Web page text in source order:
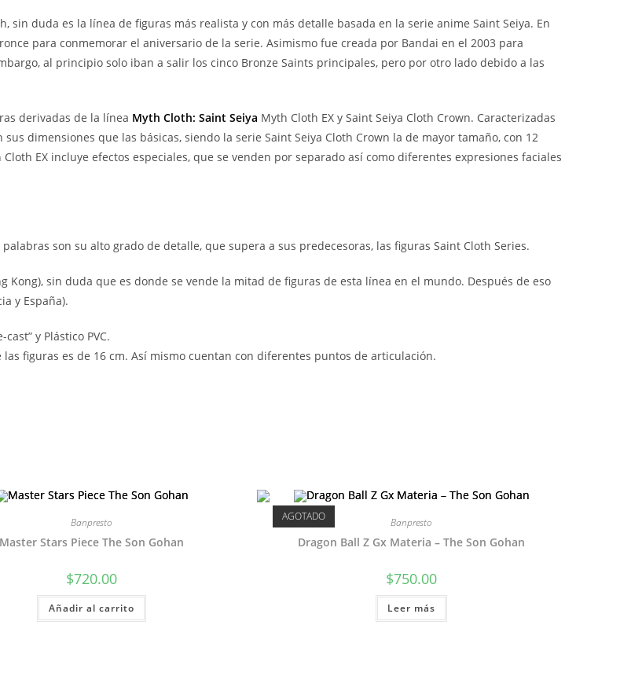
duda es la línea de figuras más realista y con más detalle basada en la serie anime Saint Seiya. En
para conmemorar el aniversario de la serie. Asimismo fue creada por Bandai en el 2003 para
al principio solo iban a salir los cinco Bronze Saints principales, pero por otro lado debido a las
derivadas de la línea Myth Cloth: Saint Seiya Myth Cloth EX y Saint Seiya Cloth Crown. Caracterizadas
dimensiones que las básicas, siendo la serie Saint Seiya Cloth Crown la de mayor tamaño, con 12
EX incluye efectos especiales, que se venden por separado así como diferentes expresiones faciales
son su alto grado de detalle, que supera a sus predecesoras, las figuras Saint Cloth Series.
Kong), sin duda que es donde se vende la mitad de figuras de esta línea en el mundo. Después de eso
y España).
y Plástico PVC.
figuras es de 16 cm. Así mismo cuentan con diferentes puntos de articulación.
Banpresto
Master Stars Piece The Son Gohan
$720.00
Añadir al carrito
AGOTADO Banpresto
Dragon Ball Z Gx Materia – The Son Gohan
$750.00
Leer más